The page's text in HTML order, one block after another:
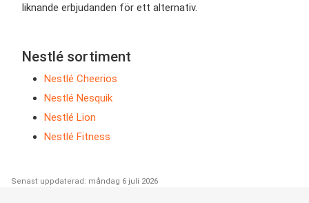
liknande erbjudanden för ett alternativ.
Nestlé sortiment
Nestlé Cheerios
Nestlé Nesquik
Nestlé Lion
Nestlé Fitness
Senast uppdaterad: måndag 6 juli 2026